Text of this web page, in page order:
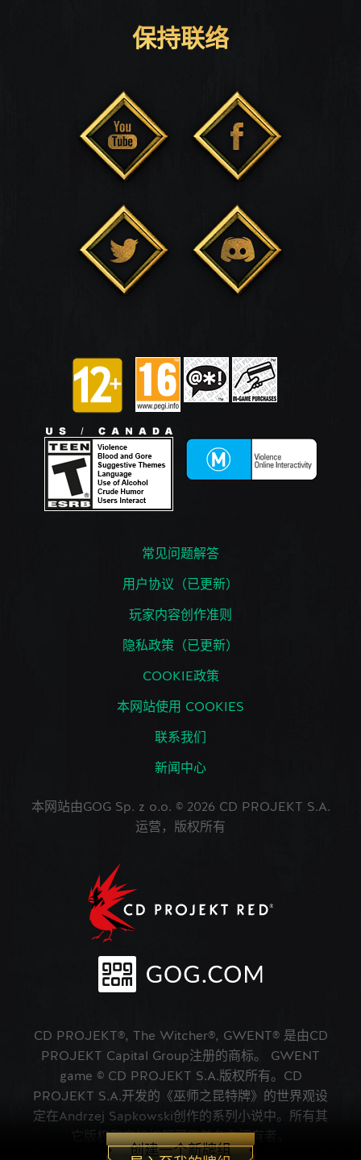
创建一个新牌组
保持联络
常见问题解答
用户协议（已更新）
玩家内容创作准则
隐私政策（已更新）
COOKIE政策
本网站使用 COOKIES
联系我们
新闻中心
本网站由GOG Sp. z o.o. © 2026 CD PROJEKT S.A.
运营，版权所有
CD PROJEKT®, The Witcher®, GWENT® 是由CD
PROJEKT Capital Group注册的商标。 GWENT
game © CD PROJEKT S.A.版权所有。CD
PROJEKT S.A.开发的《巫师之昆特牌》的世界观设
定在Andrzej Sapkowski创作的系列小说中。所有其
它版权和商标权都属于其各自拥有者。